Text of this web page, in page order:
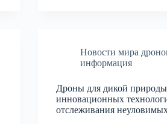
Новости мира
информация
Дроны для дикой
инновационных
отслеживания